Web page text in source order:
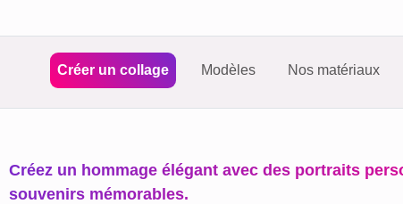
Créer un collage Modèles Nos matériaux
Créez un hommage élégant avec des portraits
souvenirs mémorables.